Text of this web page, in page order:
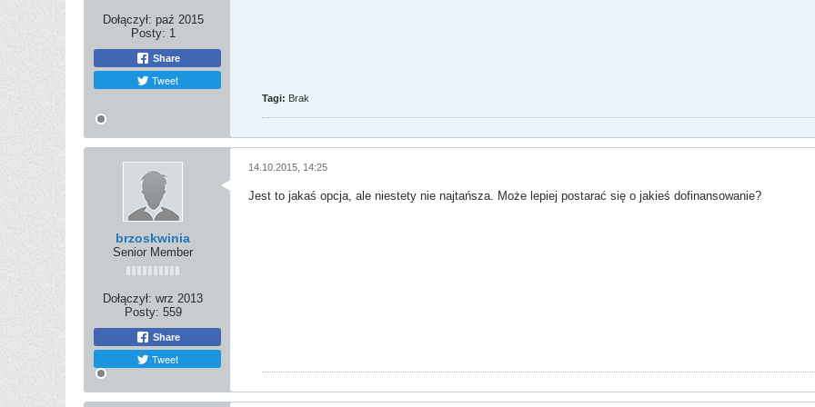
Dołączył: paź 2015
Posty: 1
Share
Tweet
Tagi: Brak
brzoskwinia
Senior Member
Dołączył: wrz 2013
Posty: 559
Share
Tweet
14.10.2015, 14:25
Jest to jakaś opcja, ale niestety nie najtańsza. Może lepiej postarać się o jakieś dofinansowanie?